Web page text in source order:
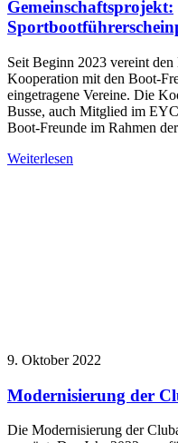
Gemeinschaftsprojekt:
Seit Beginn 2023 vereint
Kooperation mit den Boot-
eingetragene Vereine. Die
Busse, auch Mitglied im
Boot-Freunde im Rahmen
Weiterlesen
9. Oktober 2022
Modernisierung der
Die Modernisierung der